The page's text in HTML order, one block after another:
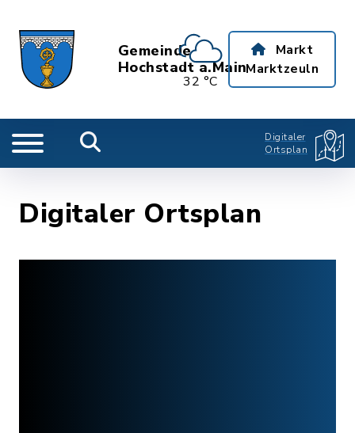
Gemeinde
Hochstadt a.Main
32 °C
Markt
Marktzeuln
Digitaler
Ortsplan
Digitaler Ortsplan